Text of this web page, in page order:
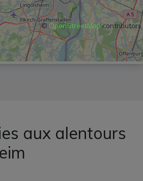
© OpenStreetMapcontributors
aux alentours